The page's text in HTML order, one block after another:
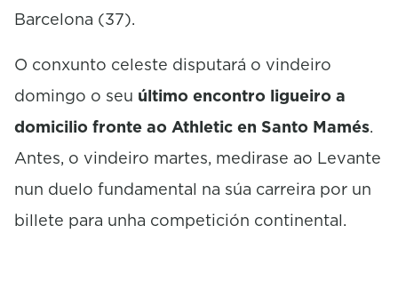
Barcelona (37).
O conxunto celeste disputará o vindeiro
domingo o seu último encontro ligueiro a
domicilio fronte ao Athletic en Santo Mamés.
Antes, o vindeiro martes, medirase ao Levante
nun duelo fundamental na súa carreira por un
billete para unha competición continental.